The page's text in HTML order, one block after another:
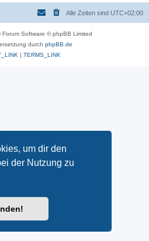
um dir den
der Nutzung zu
Alle Zeiten sind UTC+02:00
Forum Software © phpBB Limited
durch phpBB.de
| TERMS_LINK